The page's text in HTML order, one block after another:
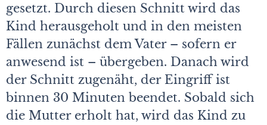
gesetzt. Durch diesen Schnitt wird das
Kind herausgeholt und in den meisten
Fällen zunächst dem Vater – sofern er
anwesend ist – übergeben. Danach wird
der Schnitt zugenäht, der Eingriff ist
binnen 30 Minuten beendet. Sobald sich
die Mutter erholt hat, wird das Kind zu